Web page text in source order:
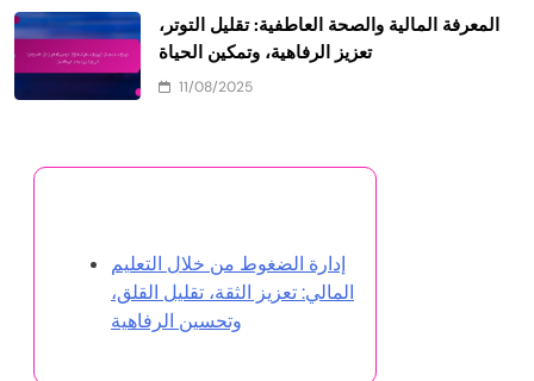
المعرفة المالية والصحة العاطفية: تقليل التوتر،
تعزيز الرفاهية، وتمكين الحياة
11/08/2025
إدارة الضغوط من خلال التعليم
المالي: تعزيز الثقة، تقليل القلق،
وتحسين الرفاهية